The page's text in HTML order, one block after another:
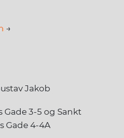
→
Jakob
Gade 3-5 og Sankt
Gade 4-4A